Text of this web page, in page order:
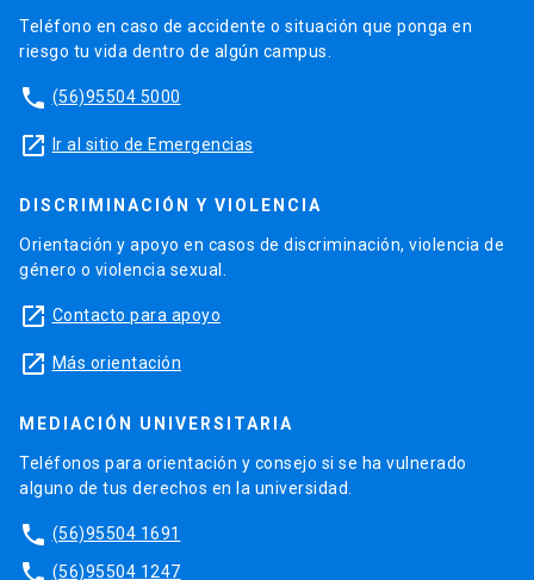
Teléfono en caso de accidente o situación que ponga en
riesgo tu vida dentro de algún campus.
phone (56)95504 5000
launch Ir al sitio de Emergencias
DISCRIMINACIÓN Y VIOLENCIA
Orientación y apoyo en casos de discriminación, violencia de
género o violencia sexual.
launch Contacto para apoyo
launch Más orientación
MEDIACIÓN UNIVERSITARIA
Teléfonos para orientación y consejo si se ha vulnerado
alguno de tus derechos en la universidad.
phone (56)95504 1691
phone (56)95504 1247